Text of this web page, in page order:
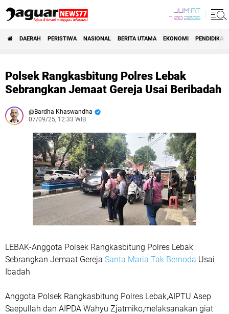
JUM'AT
7 08 2026
DAERAH PERISTIWA NASIONAL BERITA UTAMA EKONOMI PENDIDIKAN
Polsek Rangkasbitung Polres Lebak
Sebrangkan Jemaat Gereja Usai Beribadah
Bardha Khaswandha
07/09/25, 12:33 WIB
LEBAK-Anggota Polsek Rangkasbitung Polres Lebak
Sebrangkan Jemaat Gereja Santa Maria Tak Bernoda Usai
Ibadah
Anggota Polsek Rangkasbitung Polres Lebak,AIPTU Asep
Saepullah dan AIPDA Wahyu Zjatmiko,melaksanakan giat